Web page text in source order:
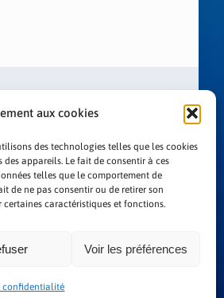
aux cookies
des technologies telles que les cookies
appareils. Le fait de consentir à ces
telles que le comportement de
de ne pas consentir ou de retirer son
caractéristiques et fonctions.
Voir les préférences
confidentialité